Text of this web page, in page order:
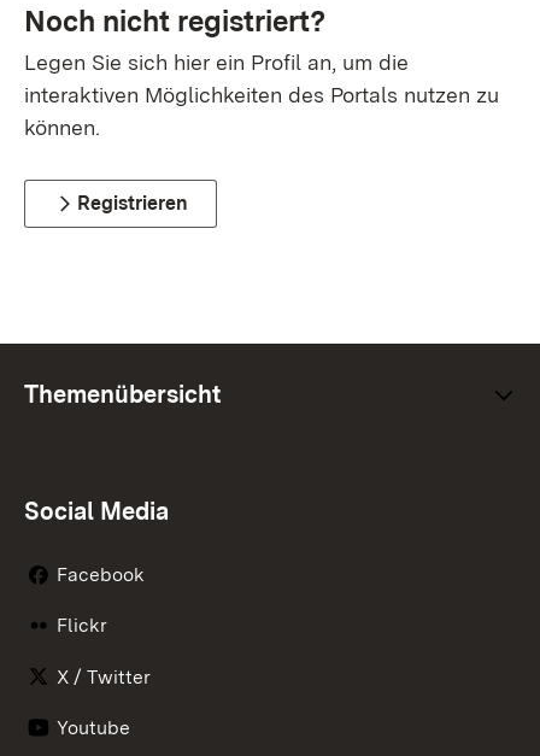
Noch nicht registriert?
Legen Sie sich hier ein Profil an, um die
interaktiven Möglichkeiten des Portals nutzen zu
können.
Registrieren
Themenübersicht
Social Media
Facebook
Flickr
X / Twitter
Youtube